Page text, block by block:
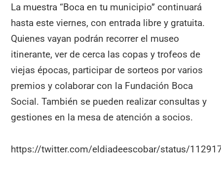
La muestra “Boca en tu municipio” continuará
hasta este viernes, con entrada libre y gratuita.
Quienes vayan podrán recorrer el museo
itinerante, ver de cerca las copas y trofeos de
viejas épocas, participar de sorteos por varios
premios y colaborar con la Fundación Boca
Social. También se pueden realizar consultas y
gestiones en la mesa de atención a socios.
https://twitter.com/eldiadeescobar/status/